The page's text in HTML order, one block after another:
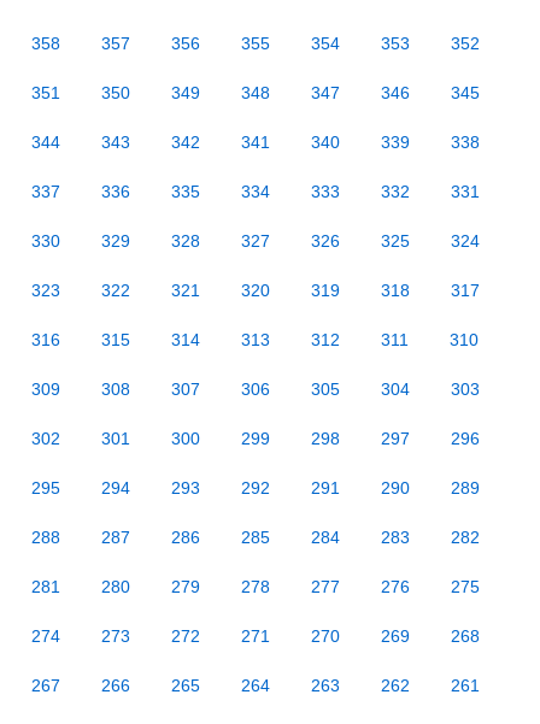
358 357 356 355 354 353 352
351 350 349 348 347 346 345
344 343 342 341 340 339 338
337 336 335 334 333 332 331
330 329 328 327 326 325 324
323 322 321 320 319 318 317
316 315 314 313 312 311 310
309 308 307 306 305 304 303
302 301 300 299 298 297 296
295 294 293 292 291 290 289
288 287 286 285 284 283 282
281 280 279 278 277 276 275
274 273 272 271 270 269 268
267 266 265 264 263 262 261